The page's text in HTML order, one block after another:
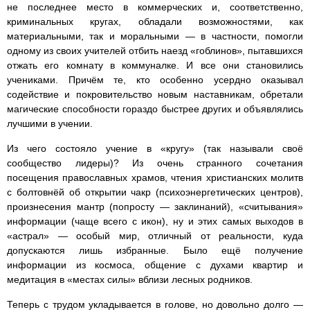
не последнее место в коммерческих и, соответственно,
криминальных кругах, обладали возможностями, как
материальными, так и моральными — в частности, помогли
одному из своих учителей отбить наезд «гоблинов», пытавшихся
отжать его комнату в коммуналке. И все они становились
учениками. Причём те, кто особенно усердно оказывал
содействие и покровительство новым наставникам, обретали
магические способности гораздо быстрее других и объявлялись
лучшими в учении.
Из чего состояло учение в «кругу» (так называли своё
сообщество лидеры)? Из очень странного сочетания
посещения православных храмов, чтения христианских молитв
с болтовнёй об открытии чакр (психоэнергетических центров),
произнесения мантр (попросту — заклинаний), «считывания»
информации (чаще всего с икон), ну и этих самых выходов в
«астрал» — особый мир, отличный от реальности, куда
допускаются лишь избранные. Было ещё получение
информации из космоса, общение с духами квартир и
медитация в «местах силы» вблизи лесных родников.
Теперь с трудом укладывается в голове, но довольно долго —